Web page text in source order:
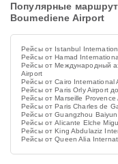
Популярные
Boumediene Airport
Рейсы от Istanbul
Рейсы от Hamad
Рейсы от Международный
Airport
Рейсы от Cairo International
Рейсы от Paris Orly Airport
Рейсы от Marseille
Рейсы от Paris Charles de
Рейсы от Guangzhou
Рейсы от Alicante Elche
Рейсы от King Abdulaziz
Рейсы от Queen Alia